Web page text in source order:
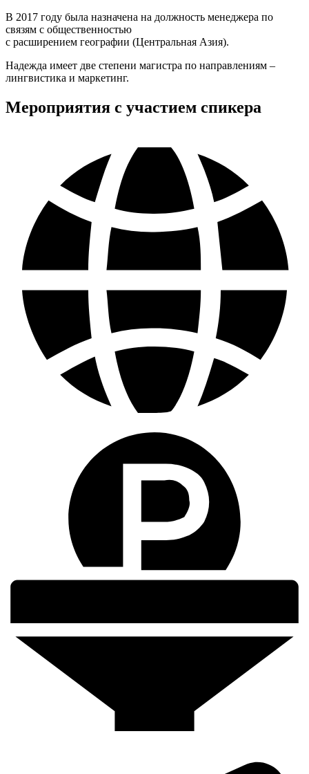
В 2017 году была назначена на должность менеджера по
связям с общественностью
с расширением географии (Центральная Азия).
Надежда имеет две степени магистра по направлениям –
лингвистика и маркетинг.
Мероприятия с участием спикера